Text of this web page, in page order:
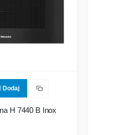
Dodaj
H 7440 B Inox